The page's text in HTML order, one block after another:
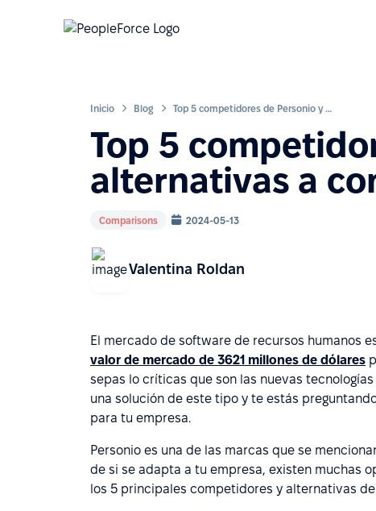
Inicio Blog Top 5 competidores de Personio y alternativas a considerar
Top 5
alternativas a
Comparisons 2024-05-13
Valentina Roldan
El mercado de software de recursos humanos
valor de mercado de 3621 millones de dólares
sepas lo críticas que son las nuevas
una solución de este tipo y te estás
para tu empresa.
Personio es una de las marcas que se
de si se adapta a tu empresa, existen muchas
los 5 principales competidores y alternativas de